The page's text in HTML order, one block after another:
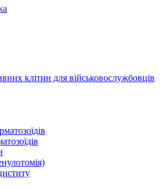
клітин для військовослужбовців